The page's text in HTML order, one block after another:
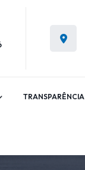
TRANSPARÊNCIA